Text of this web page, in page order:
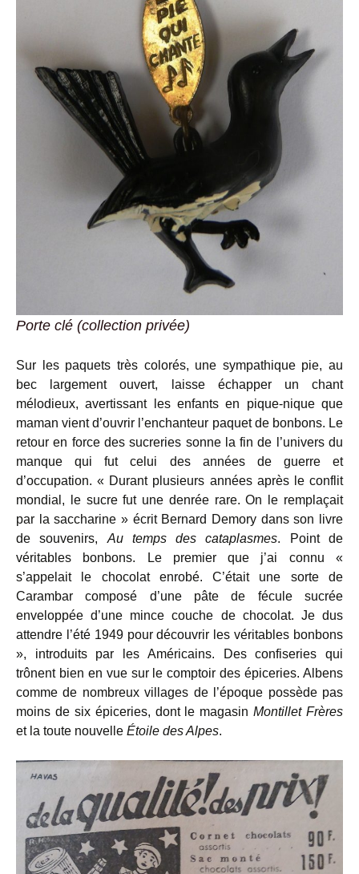
Porte clé (collection privée)
Sur les paquets très colorés, une sympathique pie, au
bec largement ouvert, laisse échapper un chant
mélodieux, avertissant les enfants en pique-nique que
maman vient d’ouvrir l’enchanteur paquet de bonbons. Le
retour en force des sucreries sonne la fin de l’univers du
manque qui fut celui des années de guerre et
d’occupation. « Durant plusieurs années après le conflit
mondial, le sucre fut une denrée rare. On le remplaçait
par la saccharine » écrit Bernard Demory dans son livre
de souvenirs, Au temps des cataplasmes. Point de
véritables bonbons. Le premier que j’ai connu «
s’appelait le chocolat enrobé. C’était une sorte de
Carambar composé d’une pâte de fécule sucrée
enveloppée d’une mince couche de chocolat. Je dus
attendre l’été 1949 pour découvrir les véritables bonbons
», introduits par les Américains. Des confiseries qui
trônent bien en vue sur le comptoir des épiceries. Albens
comme de nombreux villages de l’époque possède pas
moins de six épiceries, dont le magasinMontillet Frères
et la toute nouvelle Étoile des Alpes.